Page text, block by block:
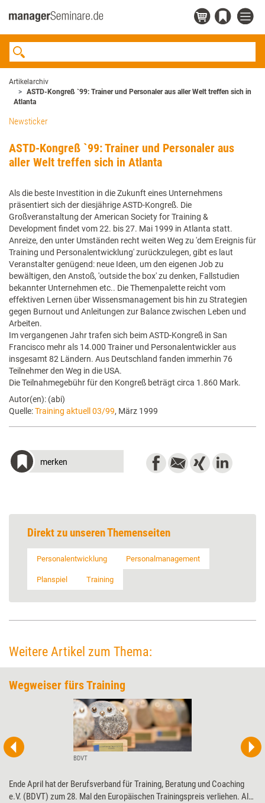
Artikelarchiv
ASTD-Kongreß `99: Trainer und Personaler aus aller Welt treffen sich in
Atlanta
Newsticker
ASTD-Kongreß `99: Trainer und Personaler aus
aller Welt treffen sich in Atlanta
Als die beste Investition in die Zukunft eines Unternehmens
präsentiert sich der diesjährige ASTD-Kongreß. Die
Großveranstaltung der American Society for Training &
Development findet vom 22. bis 27. Mai 1999 in Atlanta statt.
Anreize, den unter Umständen recht weiten Weg zu 'dem Ereignis für
Training und Personalentwicklung' zurückzulegen, gibt es laut
Veranstalter genügend: neue Ideen, um den eigenen Job zu
bewältigen, den Anstoß, 'outside the box' zu denken, Fallstudien
bekannter Unternehmen etc.. Die Themenpalette reicht vom
effektiven Lernen über Wissensmanagement bis hin zu Strategien
gegen Burnout und Anleitungen zur Balance zwischen Leben und
Arbeiten.
Im vergangenen Jahr trafen sich beim ASTD-Kongreß in San
Francisco mehr als 14.000 Trainer und Personalentwickler aus
insgesamt 82 Ländern. Aus Deutschland fanden immerhin 76
Teilnehmer den Weg in die USA.
Die Teilnahmegebühr für den Kongreß beträgt circa 1.860 Mark.
Autor(en): (abi)
Quelle:Training aktuell 03/99, März 1999
merken
Direkt zu unseren Themenseiten
Personalentwicklung Personalmanagement
Planspiel Training
Weitere Artikel zum Thema:
Wegweiser fürs Training
BDVT
Ende April hat der Berufsverband für Training, Beratung und Coaching
e.V. (BDVT) zum 28. Mal den Europäischen Trainingspreis verliehen. Als